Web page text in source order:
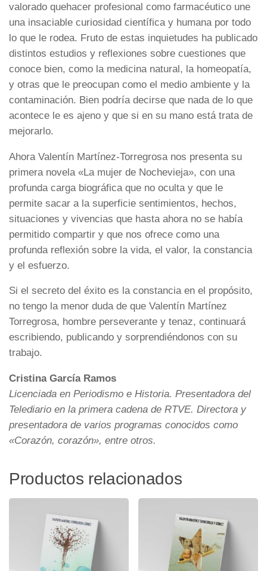
valorado quehacer profesional como farmacéutico une
una insaciable curiosidad científica y humana por todo
lo que le rodea. Fruto de estas inquietudes ha publicado
distintos estudios y reflexiones sobre cuestiones que
conoce bien, como la medicina natural, la homeopatía,
y otras que le preocupan como el medio ambiente y la
contaminación. Bien podría decirse que nada de lo que
acontece le es ajeno y que si en su mano está trata de
mejorarlo.
Ahora Valentín Martínez-Torregrosa nos presenta su
primera novela «La mujer de Nochevieja», con una
profunda carga biográfica que no oculta y que le
permite sacar a la superficie sentimientos, hechos,
situaciones y vivencias que hasta ahora no se había
permitido compartir y que nos ofrece como una
profunda reflexión sobre la vida, el valor, la constancia
y el esfuerzo.
Si el secreto del éxito es la constancia en el propósito,
no tengo la menor duda de que Valentín Martínez
Torregrosa, hombre perseverante y tenaz, continuará
escribiendo, publicando y sorprendiéndonos con su
trabajo.
Cristina García Ramos
Licenciada en Periodismo e Historia. Presentadora del
Telediario en la primera cadena de RTVE. Directora y
presentadora de varios programas conocidos como
«Corazón, corazón», entre otros.
Productos relacionados